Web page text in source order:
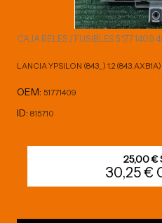
CAJA RELES / FUSIBLES
LANCIA YPSILON (843_) 1.2 (843.AXB1A)
OEM: 51771409
ID: 815710
25,00 €
30,25 €